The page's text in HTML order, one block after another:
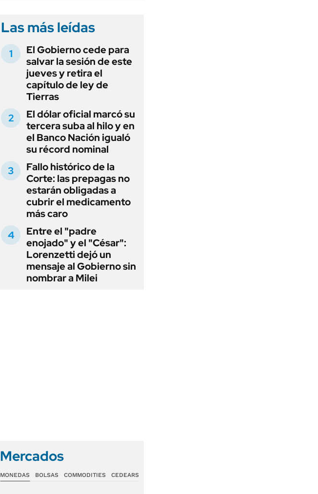
Las más leídas
El Gobierno cede para
salvar la sesión de este
jueves y retira el
capítulo de ley de
Tierras
El dólar oficial marcó su
tercera suba al hilo y en
el Banco Nación igualó
su récord nominal
Fallo histórico de la
Corte: las prepagas no
estarán obligadas a
cubrir el medicamento
más caro
Entre el "padre
enojado" y el "César":
Lorenzetti dejó un
mensaje al Gobierno sin
nombrar a Milei
Mercados
MONEDAS BOLSAS COMMODITIES CEDEARS